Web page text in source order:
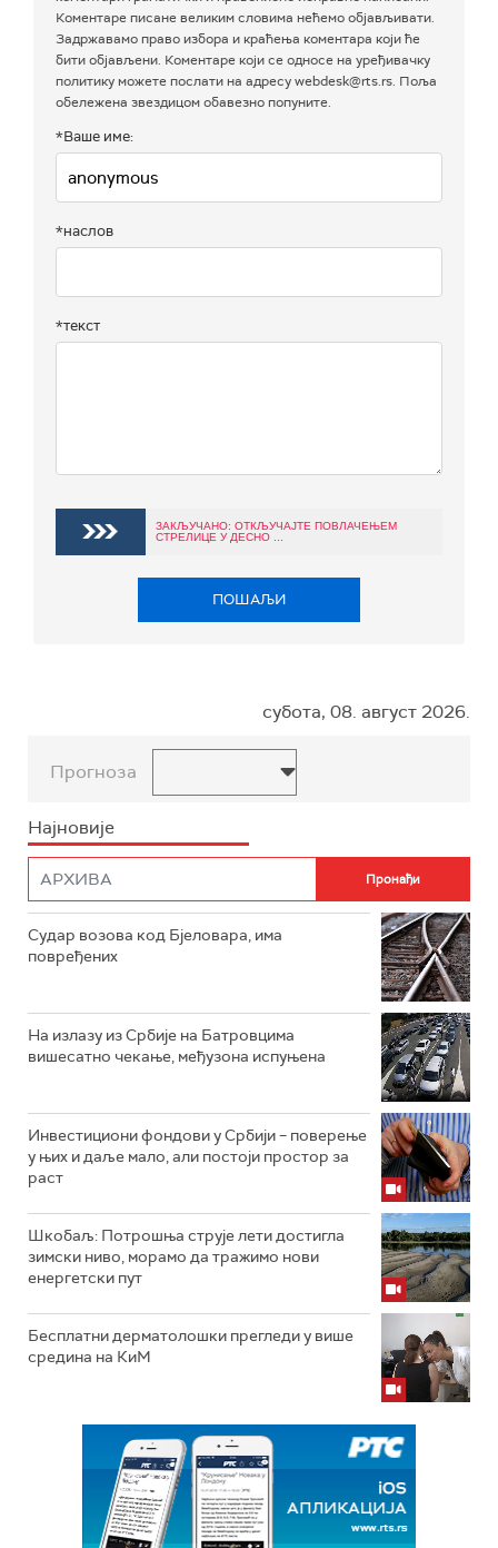
Коментаре писане великим словима нећемо објављивати.
Задржавамо право избора и краћења коментара који ће
бити објављени. Коментаре који се односе на уређивачку
политику можете послати на адресу webdesk@rts.rs. Поља
обележена звездицом обавезно попуните.
*Ваше име:
*наслов
*текст
ЗАКЉУЧАНО: ОТКЉУЧАЈТЕ ПОВЛАЧЕЊЕМ
СТРЕЛИЦЕ У ДЕСНО ...
ПОШАЉИ
субота, 08. август 2026.
Прогноза
Најновије
Судар возова код Бјеловара, има
повређених
На излазу из Србије на Батровцима
вишесатно чекање, међузона испуњена
Инвестициони фондови у Србији – поверење
у њих и даље мало, али постоји простор за
раст
Шкобаљ: Потрошња струје лети достигла
зимски ниво, морамо да тражимо нови
енергетски пут
Бесплатни дерматолошки прегледи у више
средина на КиМ